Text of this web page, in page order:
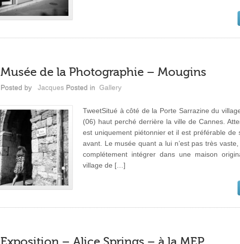
Musée de la Photographie – Mougins
Posted by Jacques Posted in Gallery
TweetSitué à côté de la Porte Sarrazine du
(06) haut perché derrière la ville de Cannes.
est uniquement piétonnier et il est préférable de
avant. Le musée quant a lui n’est pas très
complétement intégrer dans une maison
village de […]